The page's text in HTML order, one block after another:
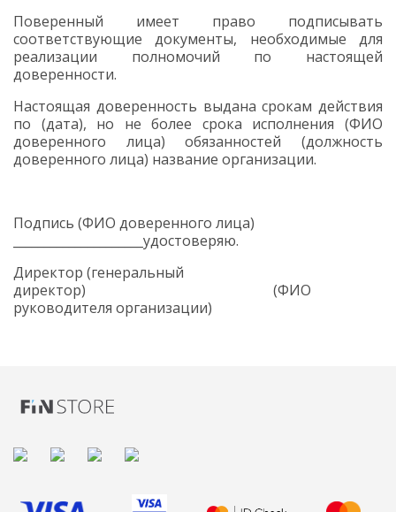
Поверенный имеет право подписывать
соответствующие документы, необходимые для
реализации полномочий по настоящей
доверенности.
Настоящая доверенность выдана срокам действия
по (дата), но не более срока исполнения (ФИО
доверенного лица) обязанностей (должность
доверенного лица) название организации.
Подпись (ФИО доверенного лица)
_____________________удостоверяю.
Директор (генеральный
директор) (ФИО
руководителя организации)